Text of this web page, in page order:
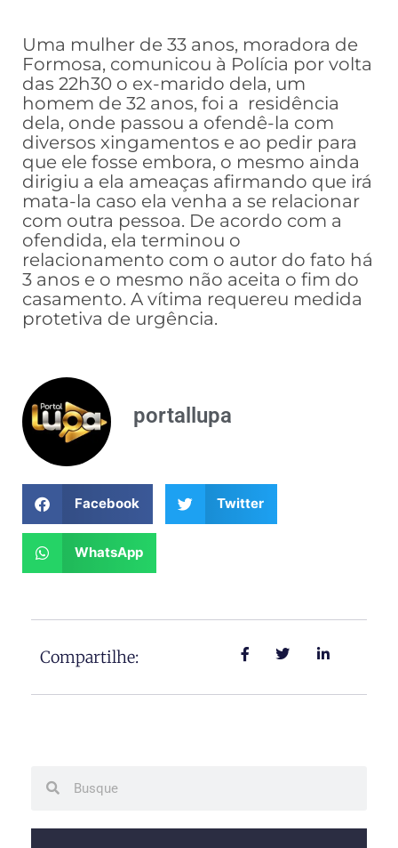
Uma mulher de 33 anos, moradora de
Formosa, comunicou à Polícia por volta
das 22h30 o ex-marido dela, um
homem de 32 anos, foi a residência
dela, onde passou a ofendê-la com
diversos xingamentos e ao pedir para
que ele fosse embora, o mesmo ainda
dirigiu a ela ameaças afirmando que irá
mata-la caso ela venha a se relacionar
com outra pessoa. De acordo com a
ofendida, ela terminou o
relacionamento com o autor do fato há
3 anos e o mesmo não aceita o fim do
casamento. A vítima requereu medida
protetiva de urgência.
portallupa
Facebook Twitter
WhatsApp
Compartilhe: